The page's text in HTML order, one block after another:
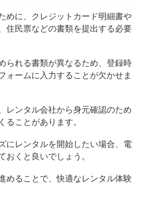
めに、クレジットカード明細書や
住民票などの書類を提出する必要
られる書類が異なるため、登録時
ォームに入力することが欠かせま
レンタル会社から身元確認のため
ることがあります。
にレンタルを開始したい場合、電
おくと良いでしょう。
めることで、快適なレンタル体験